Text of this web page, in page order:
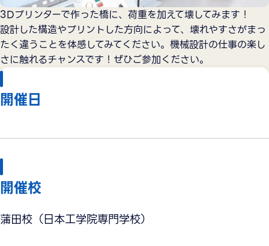
3Dプリンターで作った橋に、荷重を加えて壊してみます！
設計した構造やプリントした方向によって、壊れやすさがまっ
たく違うことを体感してみてください。機械設計の仕事の楽し
さに触れるチャンスです！ぜひご参加ください。
開催日
開催校
蒲田校（日本工学院専門学校）